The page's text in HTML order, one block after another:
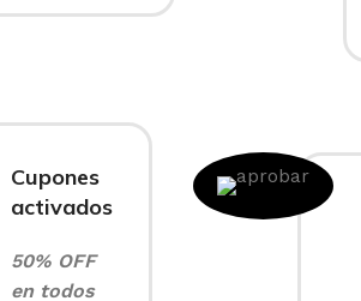
Cupones
activados
50% OFF
en todos